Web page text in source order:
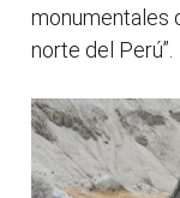
monumentales
norte del Perú”.